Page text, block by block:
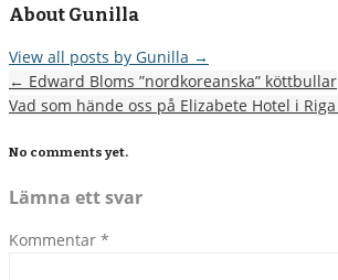
About Gunilla
View all posts by Gunilla →
← Edward Bloms ”nordkoreanska” köttbullar
Vad som hände oss på Elizabete Hotel i Riga
No comments yet.
Lämna ett svar
Kommentar *